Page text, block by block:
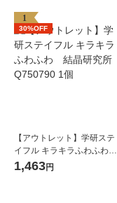
1
30%OFF
【アウトレット】学研ステ
イフル キラキラふわふわ
結晶研究所 Q750790 1個
1,463円